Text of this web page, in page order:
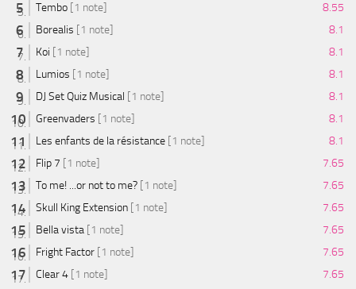
Tembo [1 note]
8.55
Borealis [1 note]
8.1
Koi [1 note]
8.1
Lumios [1 note]
8.1
DJ Set Quiz Musical [1 note]
8.1
Greenvaders [1 note]
8.1
Les enfants de la résistance [1 note]
8.1
Flip 7 [1 note]
7.65
To me! ...or not to me? [1 note]
7.65
Skull King Extension [1 note]
7.65
Bella vista [1 note]
7.65
Fright Factor [1 note]
7.65
Clear 4 [1 note]
7.65